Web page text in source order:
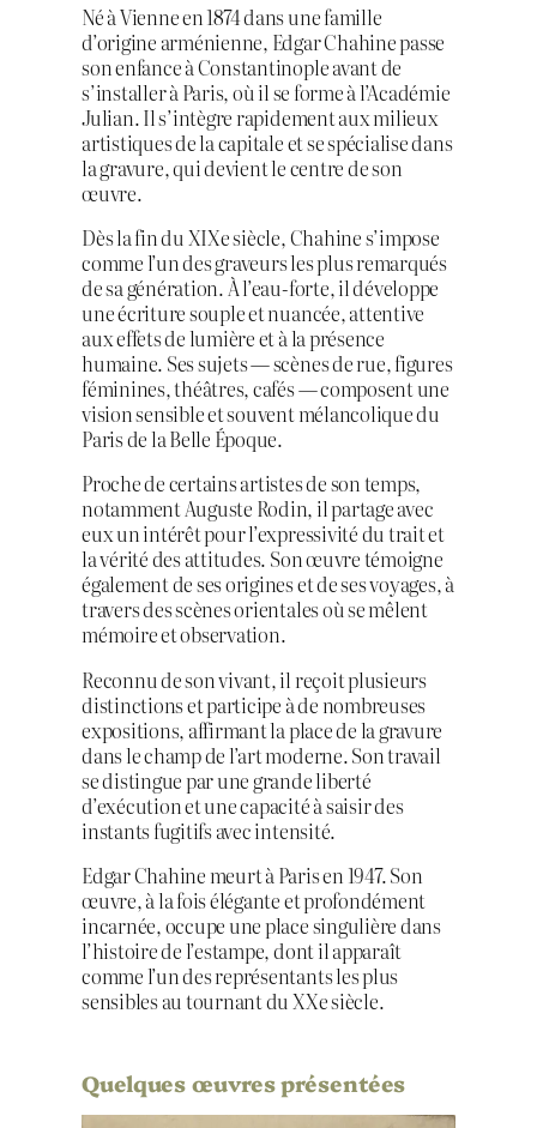
Né à Vienne en 1874 dans une famille
d’origine arménienne, Edgar Chahine passe
son enfance à Constantinople avant de
s’installer à Paris, où il se forme à l’Académie
Julian. Il s’intègre rapidement aux milieux
artistiques de la capitale et se spécialise dans
la gravure, qui devient le centre de son
œuvre.
Dès la fin du XIXe siècle, Chahine s’impose
comme l’un des graveurs les plus remarqués
de sa génération. À l’eau-forte, il développe
une écriture souple et nuancée, attentive
aux effets de lumière et à la présence
humaine. Ses sujets — scènes de rue, figures
féminines, théâtres, cafés — composent une
vision sensible et souvent mélancolique du
Paris de la Belle Époque.
Proche de certains artistes de son temps,
notamment Auguste Rodin, il partage avec
eux un intérêt pour l’expressivité du trait et
la vérité des attitudes. Son œuvre témoigne
également de ses origines et de ses voyages, à
travers des scènes orientales où se mêlent
mémoire et observation.
Reconnu de son vivant, il reçoit plusieurs
distinctions et participe à de nombreuses
expositions, affirmant la place de la gravure
dans le champ de l’art moderne. Son travail
se distingue par une grande liberté
d’exécution et une capacité à saisir des
instants fugitifs avec intensité.
Edgar Chahine meurt à Paris en 1947. Son
œuvre, à la fois élégante et profondément
incarnée, occupe une place singulière dans
l’histoire de l’estampe, dont il apparaît
comme l’un des représentants les plus
sensibles au tournant du XXe siècle.
Quelques œuvres présentées